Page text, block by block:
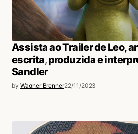
Assista ao Trailer de Leo,
escrita, produzida e
Sandler
by Wagner Brenner22/11/2023